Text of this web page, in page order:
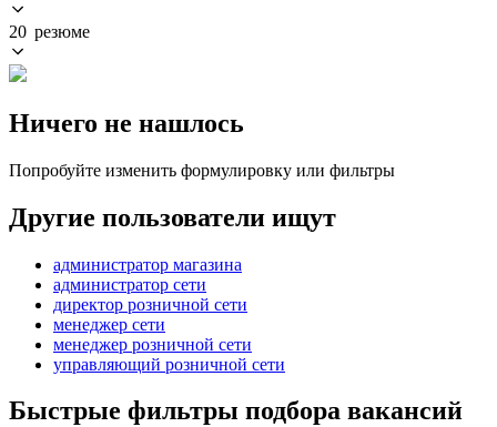
20 резюме
Ничего не нашлось
Попробуйте изменить формулировку или фильтры
Другие пользователи ищут
администратор магазина
администратор сети
директор розничной сети
менеджер сети
менеджер розничной сети
управляющий розничной сети
Быстрые фильтры подбора вакансий